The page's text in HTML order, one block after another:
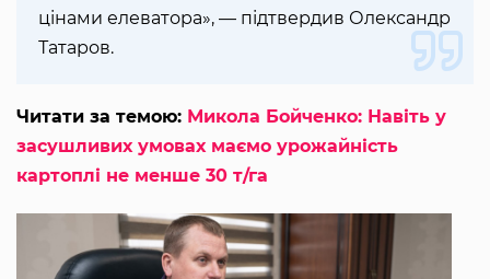
цінами елеватора», — підтвердив Олександр
Татаров.
Читати за темою: Микола Бойченко: Навіть у
засушливих умовах маємо урожайність
картоплі не менше 30 т/га